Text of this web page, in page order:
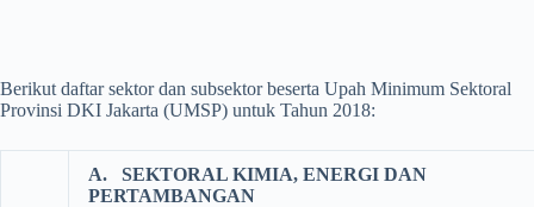
Berikut daftar sektor dan subsektor beserta Upah Minimum Sektoral
Provinsi DKI Jakarta (UMSP) untuk Tahun 2018:
A. SEKTORAL KIMIA, ENERGI DAN
PERTAMBANGAN